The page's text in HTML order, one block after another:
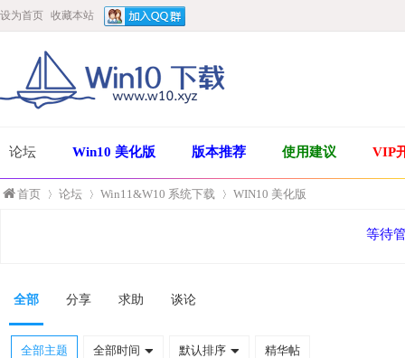
设为首页 收藏本站
论坛 Win10 美化版 版本推荐 使用建议 VIP
首页 论坛 Win11&W10 系统下载 WIN10 美化版
等待
全部 分享 求助 谈论
全部主题 全部时间 默认排序 精华帖